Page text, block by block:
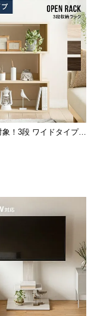
インナッ
ザイ
ルチ
スト
象！3段 ワイドタイプ
ク